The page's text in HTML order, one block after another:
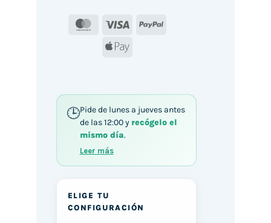
MasterCard
Visa
PayPal
Apple
Pide de lunes a jueves antes
de las 12:00 y recógelo el
mismo día.
Leer más
ELIGE TU
CONFIGURACIÓN